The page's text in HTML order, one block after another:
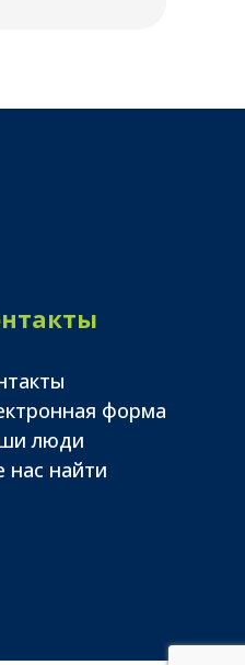
форма
люди
нас найти